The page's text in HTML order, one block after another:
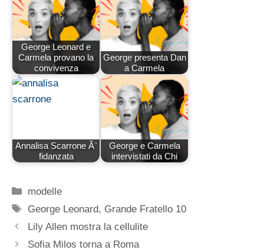
George Leonard e
Carmela provano la
convivenza
George presenta Dan
a Carmela
Annalisa Scarrone Ã¨
fidanzata
George e Carmela
intervistati da Chi
Categorie
modelle
Tag
George Leonard, Grande Fratello 10
Lily Allen mostra la cellulite
Sofia Milos torna a Roma